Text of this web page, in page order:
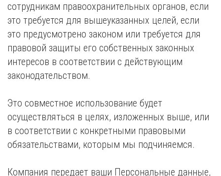
сотрудникам правоохранительных органов, если
это требуется для вышеуказанных целей, если
это предусмотрено законом или требуется для
правовой защиты его собственных законных
интересов в соответствии с действующим
законодательством.
Это совместное использование будет
осуществляться в целях, изложенных выше, или
в соответствии с конкретными правовыми
обязательствами, которым мы подчиняемся.
Компания передает ваши Персональные данные,